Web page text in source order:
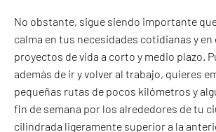
No obstante, sigue siendo importante
calma en tus necesidades cotidianas y
proyectos de vida a corto y medio plazo.
además de ir y volver al trabajo, quieres
pequeñas rutas de pocos kilómetros y
fin de semana por los alrededores de tu
cilindrada ligeramente superior a la